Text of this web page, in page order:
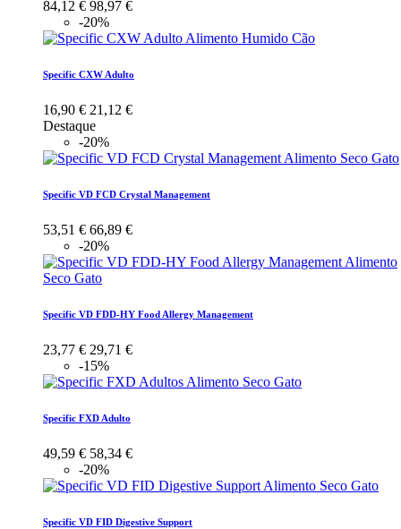
84,12 € 98,97 €
-20%
Specific CXW Adulto
16,90 € 21,12 €
Destaque
-20%
Specific VD FCD Crystal Management
53,51 € 66,89 €
-20%
Specific VD FDD-HY Food Allergy Management
23,77 € 29,71 €
-15%
Specific FXD Adulto
49,59 € 58,34 €
-20%
Specific VD FID Digestive Support